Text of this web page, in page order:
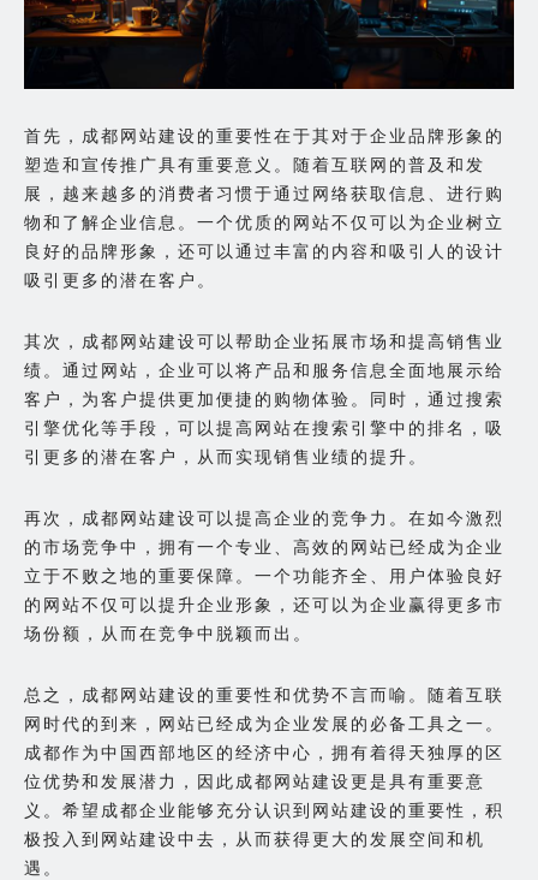
首先，成都网站建设的重要性在于其对于企业品牌形象的
塑造和宣传推广具有重要意义。随着互联网的普及和发
展，越来越多的消费者习惯于通过网络获取信息、进行购
物和了解企业信息。一个优质的网站不仅可以为企业树立
良好的品牌形象，还可以通过丰富的内容和吸引人的设计
吸引更多的潜在客户。
其次，成都网站建设可以帮助企业拓展市场和提高销售业
绩。通过网站，企业可以将产品和服务信息全面地展示给
客户，为客户提供更加便捷的购物体验。同时，通过搜索
引擎优化等手段，可以提高网站在搜索引擎中的排名，吸
引更多的潜在客户，从而实现销售业绩的提升。
再次，成都网站建设可以提高企业的竞争力。在如今激烈
的市场竞争中，拥有一个专业、高效的网站已经成为企业
立于不败之地的重要保障。一个功能齐全、用户体验良好
的网站不仅可以提升企业形象，还可以为企业赢得更多市
场份额，从而在竞争中脱颖而出。
总之，成都网站建设的重要性和优势不言而喻。随着互联
网时代的到来，网站已经成为企业发展的必备工具之一。
成都作为中国西部地区的经济中心，拥有着得天独厚的区
位优势和发展潜力，因此成都网站建设更是具有重要意
义。希望成都企业能够充分认识到网站建设的重要性，积
极投入到网站建设中去，从而获得更大的发展空间和机
遇。